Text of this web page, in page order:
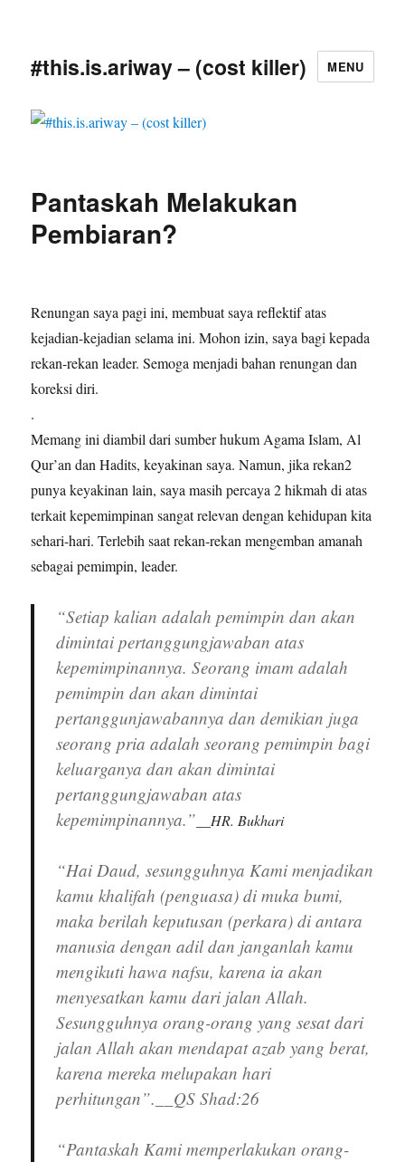
#this.is.ariway – (cost killer) MENU
Pantaskah Melakukan
Pembiaran?
Renungan saya pagi ini, membuat saya reflektif atas
kejadian-kejadian selama ini. Mohon izin, saya bagi kepada
rekan-rekan leader. Semoga menjadi bahan renungan dan
koreksi diri.
.
Memang ini diambil dari sumber hukum Agama Islam, Al
Qur’an dan Hadits, keyakinan saya. Namun, jika rekan2
punya keyakinan lain, saya masih percaya 2 hikmah di atas
terkait kepemimpinan sangat relevan dengan kehidupan kita
sehari-hari. Terlebih saat rekan-rekan mengemban amanah
sebagai pemimpin, leader.
“Setiap kalian adalah pemimpin dan akan
dimintai pertanggungjawaban atas
kepemimpinannya. Seorang imam adalah
pemimpin dan akan dimintai
pertanggunjawabannya dan demikian juga
seorang pria adalah seorang pemimpin bagi
keluarganya dan akan dimintai
pertanggungjawaban atas
kepemimpinannya.” __HR. Bukhari
“Hai Daud, sesungguhnya Kami menjadikan
kamu khalifah (penguasa) di muka bumi,
maka berilah keputusan (perkara) di antara
manusia dengan adil dan janganlah kamu
mengikuti hawa nafsu, karena ia akan
menyesatkan kamu dari jalan Allah.
Sesungguhnya orang-orang yang sesat dari
jalan Allah akan mendapat azab yang berat,
karena mereka melupakan hari
perhitungan”.__QS Shad:26
“Pantaskah Kami memperlakukan orang-